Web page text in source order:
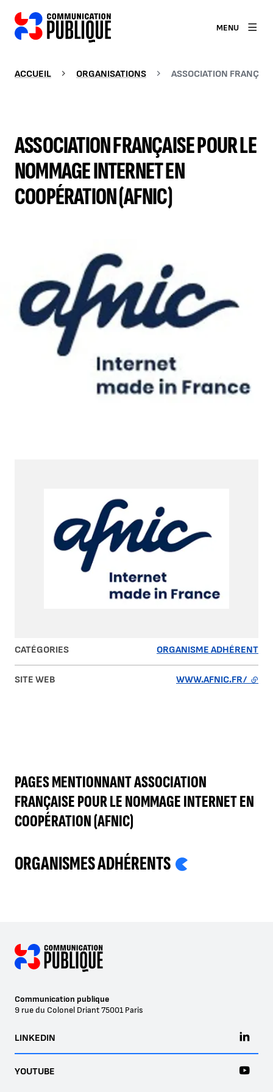
MENU
ACCUEIL ORGANISATIONS ASSOCIATION
ASSOCIATION FRANÇAISE POUR LE
NOMMAGE INTERNET EN
COOPÉRATION (AFNIC)
CATÉGORIES ORGANISME ADHÉRENT
SITE WEB WWW.AFNIC.FR/ -
PAGES MENTIONNANT ASSOCIATION
FRANÇAISE POUR LE NOMMAGE INTERNET EN
COOPÉRATION (AFNIC)
ORGANISMES ADHÉRENTS
Communication publique
9 rue du Colonel Driant75001 Paris
LINKEDIN
YOUTUBE